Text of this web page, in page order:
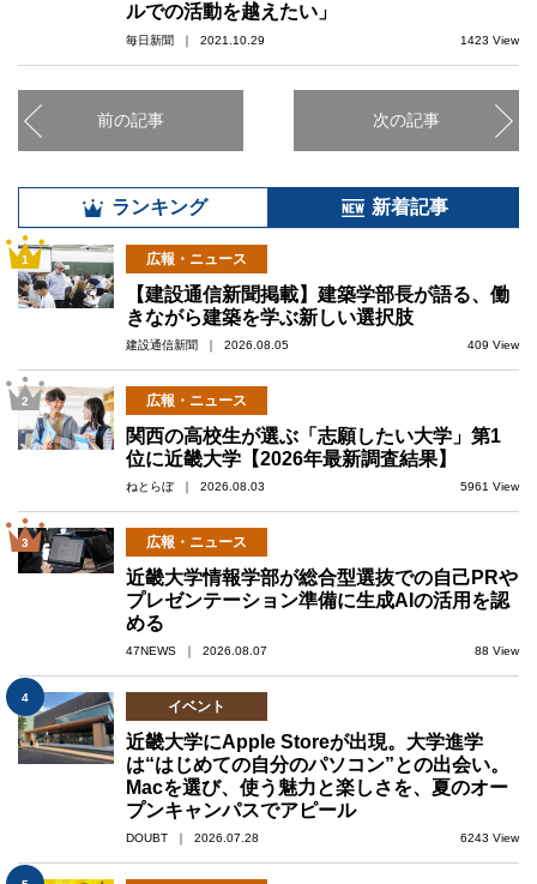
ルでの活動を越えたい」
毎日新聞 ｜ 2021.10.29 1423 View
前の記事 次の記事
ランキング 新着記事
1 広報・ニュース
【建設通信新聞掲載】建築学部長が語る、働
きながら建築を学ぶ新しい選択肢
建設通信新聞 ｜ 2026.08.05 409 View
2 広報・ニュース
関西の高校生が選ぶ「志願したい大学」第1
位に近畿大学【2026年最新調査結果】
ねとらぼ ｜ 2026.08.03 5961 View
3 広報・ニュース
近畿大学情報学部が総合型選抜での自己PRや
プレゼンテーション準備に生成AIの活用を認
める
47NEWS ｜ 2026.08.07 88 View
4
イベント
近畿大学にApple Storeが出現。大学進学
は“はじめての自分のパソコン”との出会い。
Macを選び、使う魅力と楽しさを、夏のオー
プンキャンパスでアピール
DOUBT ｜ 2026.07.28 6243 View